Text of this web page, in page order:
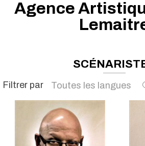
Agence
Filtrer par
Toutes les langues
Français
Anglais
Japonais
Toutes les langues